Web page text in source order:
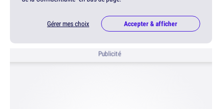
Gérer mes choix Accepter & afficher
Publicité